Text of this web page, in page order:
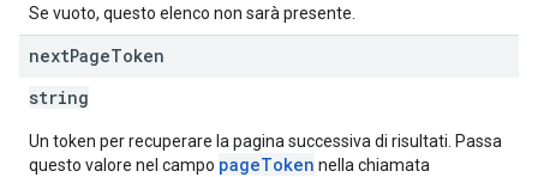
Se vuoto, questo elenco non sarà presente.
nextPageToken
string
Un token per recuperare la pagina successiva di risultati. Passa
questo valore nel campo pageToken nella chiamata